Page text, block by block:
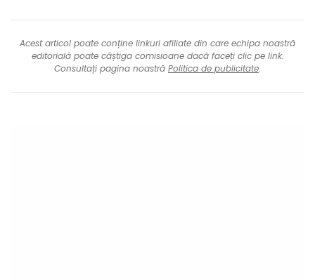
Acest articol poate conține linkuri afiliate din care echipa noastră
editorială poate câștiga comisioane dacă faceți clic pe link.
Consultați pagina noastră Politica de publicitate.